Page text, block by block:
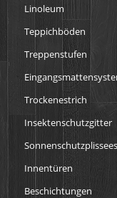
Linoleum
Teppichböden
Treppenstufen
Trockenestrich
Insektenschutzgitter
Sonnenschutzplissees
Innentüren
Beschichtungen